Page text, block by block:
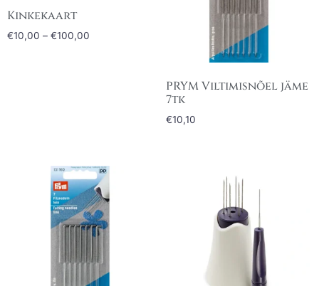
Kinkekaart
€10,00 – €100,00
PRYM Viltimisnõel jäme
7tk
€10,10